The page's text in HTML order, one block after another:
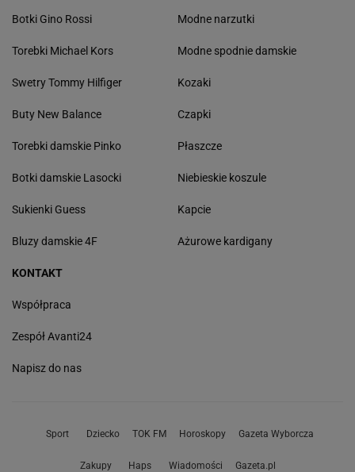
Botki Gino Rossi
Torebki Michael Kors
Swetry Tommy Hilfiger
Buty New Balance
Torebki damskie Pinko
Botki damskie Lasocki
Sukienki Guess
Bluzy damskie 4F
Modne narzutki
Modne spodnie damskie
Kozaki
Czapki
Płaszcze
Niebieskie koszule
Kapcie
Ażurowe kardigany
KONTAKT
Współpraca
Zespół Avanti24
Napisz do nas
Sport Dziecko TOK FM Horoskopy Gazeta Wyborcza
Zakupy Haps Wiadomości Gazeta.pl